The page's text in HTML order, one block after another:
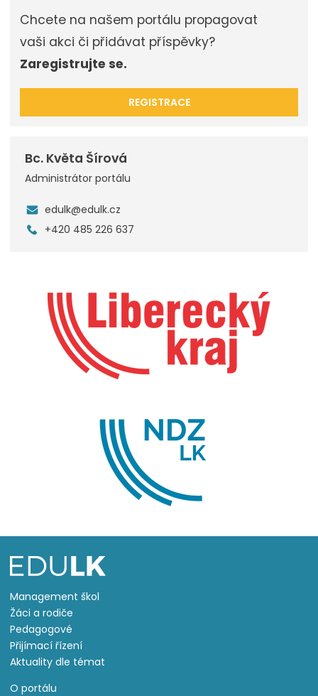
Chcete na našem portálu propagovat
vaši akci či přidávat příspěvky?
Zaregistrujte se.
REGISTRACE
Bc. Květa Šírová
Administrátor portálu
edulk@edulk.cz
+420 485 226 637
Management škol
Žáci a rodiče
Pedagogové
Přijímací řízení
Aktuality dle témat
O portálu